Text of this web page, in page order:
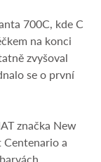
700C, kde C
na konci
zvyšoval
se o první
značka New
a